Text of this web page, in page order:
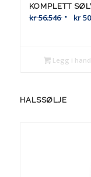
KOMPLETT
kr56.546 kr
Legg i
HALSSØLJE